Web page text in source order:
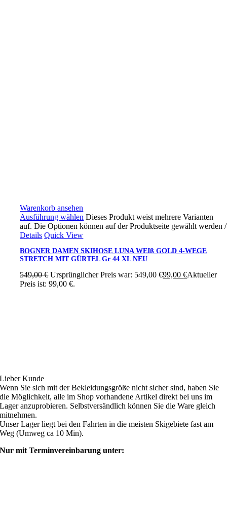
Warenkorb ansehen
Ausführung wählen Dieses Produkt weist mehrere Varianten
auf. Die Optionen können auf der Produktseite gewählt werden/
Details Quick View
BOGNER DAMEN SKIHOSE LUNA WEIß GOLD 4-WEGE
STRETCH MIT GÜRTEL Gr 44 XL NEU
549,00€ Ursprünglicher Preis war: 549,00 €99,00€Aktueller
Preis ist: 99,00 €.
Lieber Kunde
Wenn Sie sich mit der Bekleidungsgröße nicht sicher sind, haben Sie
die Möglichkeit, alle im Shop vorhandene Artikel direkt bei uns im
Lager anzuprobieren. Selbstversändlich können Sie die Ware gleich
mitnehmen.
Unser Lager liegt bei den Fahrten in die meisten Skigebiete fast am
Weg (Umweg ca 10 Min).
Nur mit Terminvereinbarung unter: